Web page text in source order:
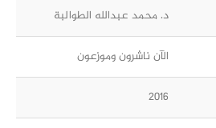
د. محمد عبدالله الطوالبة
الآن ناشرون وموزعون
2016